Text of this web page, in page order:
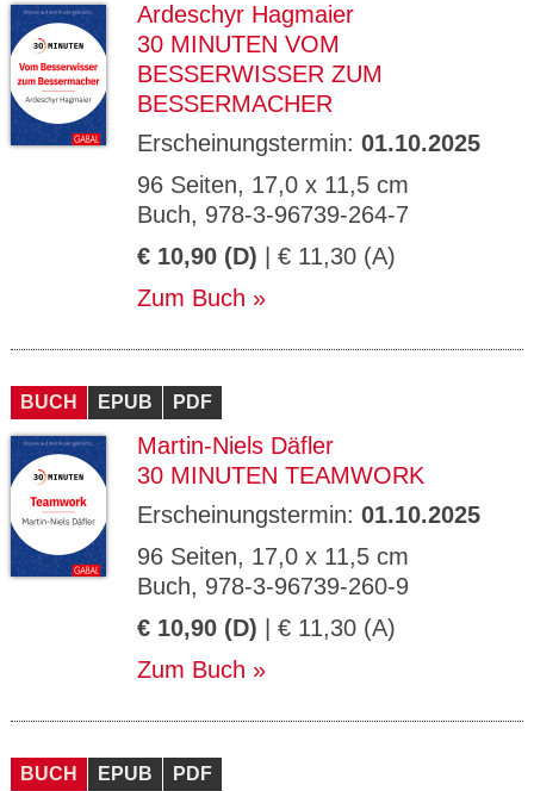
Ardeschyr Hagmaier
30 MINUTEN VOM
BESSERWISSER ZUM
BESSERMACHER
Erscheinungstermin: 01.10.2025
96 Seiten, 17,0 x 11,5 cm
Buch, 978-3-96739-264-7
€ 10,90 (D) | € 11,30 (A)
Zum Buch
BUCH EPUB PDF
Martin-Niels Däfler
30 MINUTEN TEAMWORK
Erscheinungstermin: 01.10.2025
96 Seiten, 17,0 x 11,5 cm
Buch, 978-3-96739-260-9
€ 10,90 (D) | € 11,30 (A)
Zum Buch
BUCH EPUB PDF